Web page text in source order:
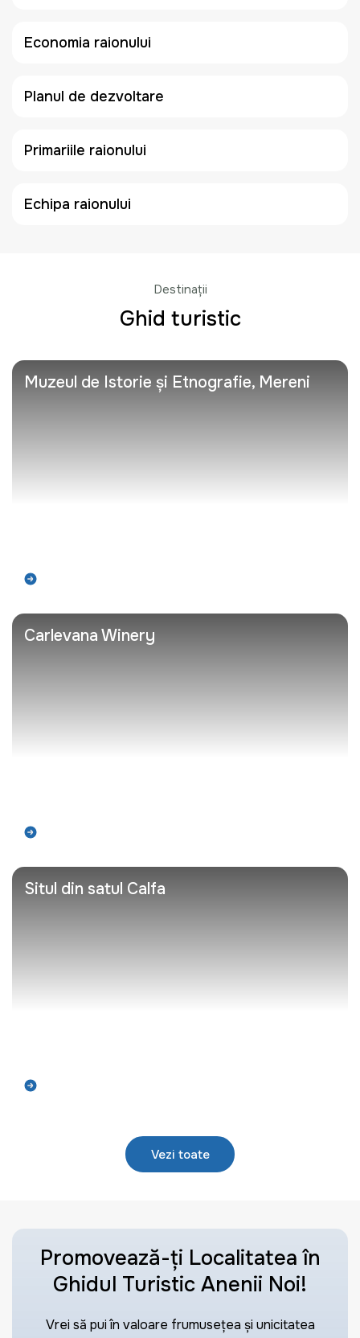
Economia raionului
Planul de dezvoltare
Primariile raionului
Echipa raionului
Destinații
Ghid turistic
Muzeul de Istorie și Etnografie, Mereni
Carlevana Winery
Situl din satul Calfa
Vezi toate
Promovează-ți Localitatea în
Ghidul Turistic Anenii Noi!
Vrei să pui în valoare frumusețea și unicitatea